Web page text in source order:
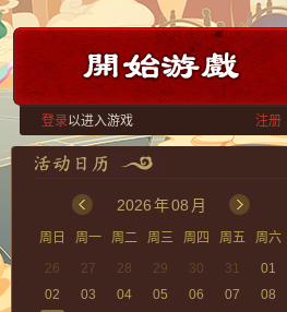
登录以进入游戏 注册
2026年08 月
周日 周一 周二 周三 周四 周五
周六
26
27 28 29 30 31
01
02
03 04 05 06 07
08